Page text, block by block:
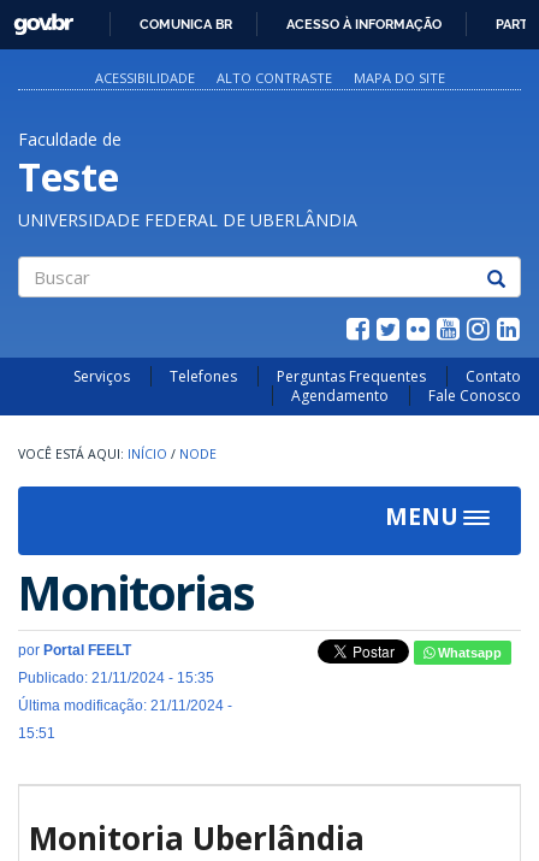
PARA
O
GOVBR
COMUNICA BR ACESSO À INFORMAÇÃO
ACESSIBILIDADE ALTO CONTRASTE MAPA DO SITE
Faculdade de
Teste
UNIVERSIDADE FEDERAL DE UBERLÂNDIA
Serviços Telefones Perguntas Frequentes
Contato
Agendamento
Fale Conosco
INÍCIO / NODE
MENU
Toggle
Monitorias
por Portal FEELT
Publicado: 21/11/2024 - 15:35
Última modificação: 21/11/2024 -
15:51
Whatsapp
Monitoria Uberlândia